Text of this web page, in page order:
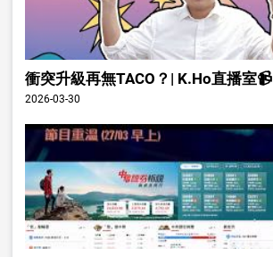
衝突升級再無TACO？| K.Ho直播室📹
2026-03-30